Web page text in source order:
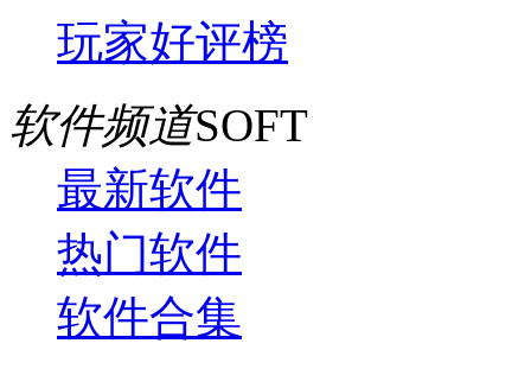
玩家好评榜
软件频道SOFT
最新软件
热门软件
软件合集